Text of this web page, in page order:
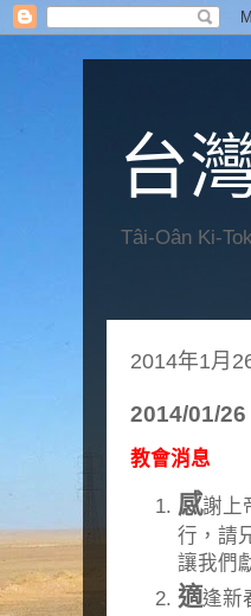
台
Tâi-Oân Ki-
2014年1月
2014/01/
教會消息
感謝上
行，請
讓我們
適逢新